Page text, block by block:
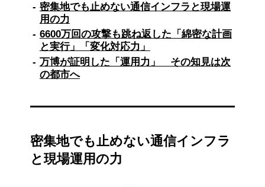
密集地でも止めない通信インフラと現場運
用の力
6600万回の攻撃も跳ね返した「綿密な計画
と実行」「変化対応力」
万博が証明した「運用力」 その知見は次
の都市へ
密集地でも止めない通信インフラ
と現場運用の力